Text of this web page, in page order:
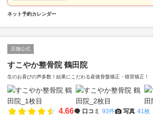
ネット予約カレンダー
店舗公式
すこやか整骨院 鶴田院
生のお喜びの声多数！結果にこだわる産後骨盤矯正・猫背矯正！
4.66 口コミ 93件 写真 41枚